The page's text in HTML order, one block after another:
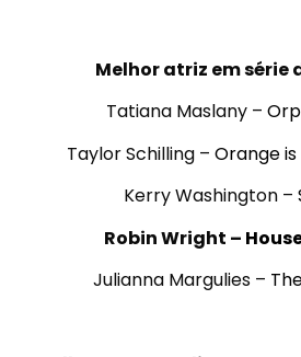
Melhor atriz em
Tatiana Maslany –
Taylor Schilling – Orange
Kerry Washington –
Robin Wright –
Julianna Margulies –